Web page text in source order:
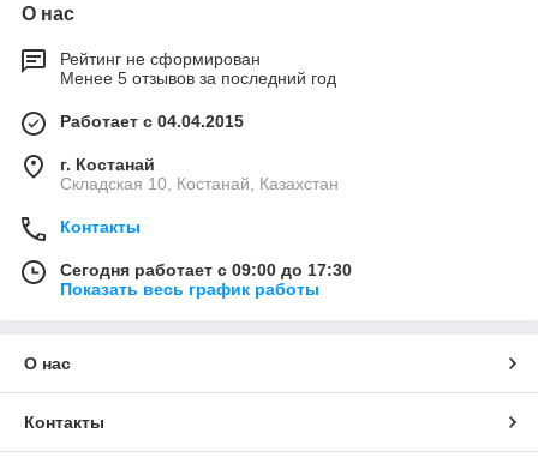
О нас
Рейтинг не сформирован
Менее 5 отзывов за последний год
Работает с 04.04.2015
г. Костанай
Складская 10, Костанай, Казахстан
Контакты
Сегодня работает с 09:00 до 17:30
Показать весь график работы
О нас
Контакты